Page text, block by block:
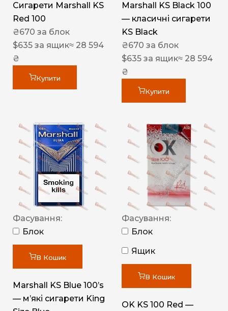
Сигарети Marshall KS
Red 100
₴670 за блок
$635 за ящик≈ 28 594
₴
Купити
Marshall KS Black 100
— класичні сигарети
KS Black
₴670 за блок
$635 за ящик≈ 28 594
₴
Купити
Фасування:
Блок
В Кошик
Marshall KS Blue 100’s
— м’які сигарети King
Фасування:
Блок
Ящик
В Кошик
OK KS 100 Red —